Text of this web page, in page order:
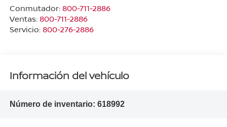
Conmutador: 800-711-2886
Ventas: 800-711-2886
Servicio: 800-276-2886
Información del vehículo
Número de inventario: 618992